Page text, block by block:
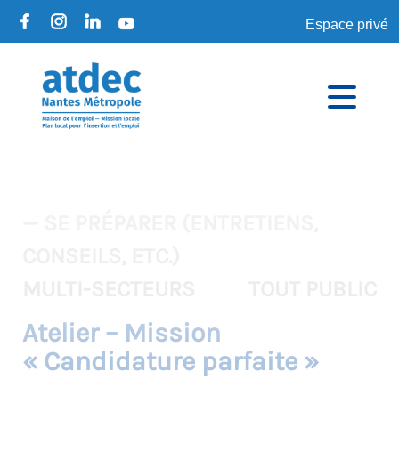
Espace privé
Atelier – Mission
« Candidature parfaite »